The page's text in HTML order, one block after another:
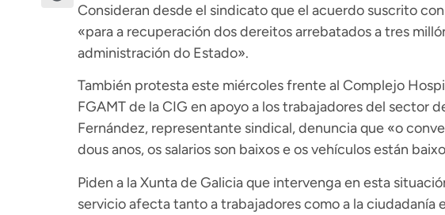
Consideran desde el sindicato que el acuerdo suscrito
«para a recuperación dos dereitos arrebatados a tres
administración do Estado».
También protesta este miércoles frente al Complejo
FGAMT de la CIG en apoyo a los trabajadores del sector
Fernández, representante sindical, denuncia que «o
dous anos, os salarios son baixos e os vehículos están
Piden a la Xunta de Galicia que intervenga en esta
servicio afecta tanto a trabajadores como a la ciudadanía